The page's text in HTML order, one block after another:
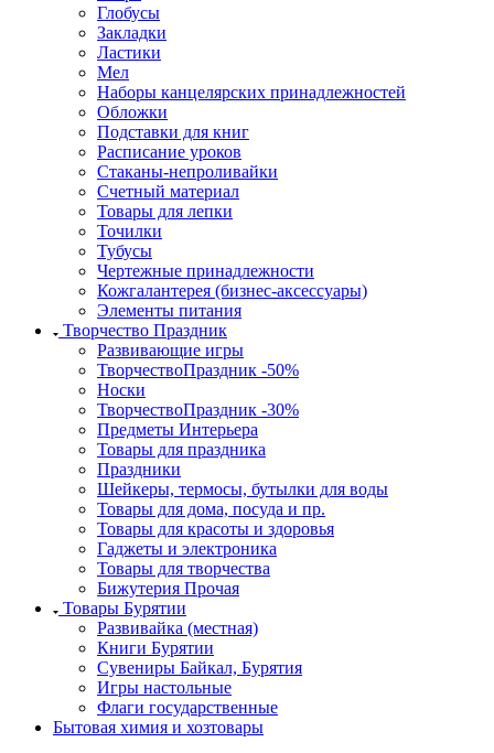
Глобусы
Закладки
Ластики
Мел
Наборы канцелярских принадлежностей
Обложки
Подставки для книг
Расписание уроков
Стаканы-непроливайки
Счетный материал
Товары для лепки
Точилки
Тубусы
Чертежные принадлежности
Кожгалантерея (бизнес-аксессуары)
Элементы питания
Творчество Праздник
Развивающие игры
ТворчествоПраздник -50%
Носки
ТворчествоПраздник -30%
Предметы Интерьера
Товары для праздника
Праздники
Шейкеры, термосы, бутылки для воды
Товары для дома, посуда и пр.
Товары для красоты и здоровья
Гаджеты и электроника
Товары для творчества
Бижутерия Прочая
Товары Бурятии
Развивайка (местная)
Книги Бурятии
Сувениры Байкал, Бурятия
Игры настольные
Флаги государственные
Бытовая химия и хозтовары